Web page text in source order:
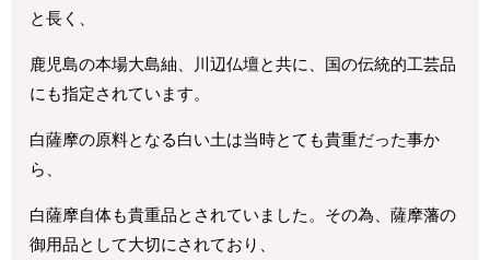
と長く、
鹿児島の本場大島紬、川辺仏壇と共に、国の伝統的工芸品
にも指定されています。
白薩摩の原料となる白い土は当時とても貴重だった事か
ら、
白薩摩自体も貴重品とされていました。その為、薩摩藩の
御用品として大切にされており、